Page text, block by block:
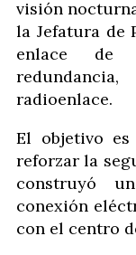
visión
la Jefatura de
enlace de
radioenlace.
El objetivo
reforzar la
construyó
conexión
con el centro